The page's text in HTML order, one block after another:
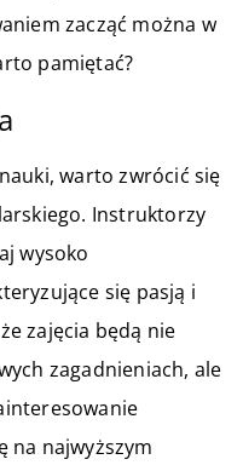
zacząć można w
pamiętać?
warto zwrócić się
Instruktorzy
wysoko
się pasją i
zajęcia będą nie
zagadnieniach, ale
na najwyższym